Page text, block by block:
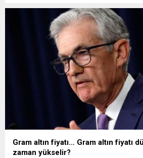
Gram altın fiyatı… Gram altın fiyatı
zaman yükselir?